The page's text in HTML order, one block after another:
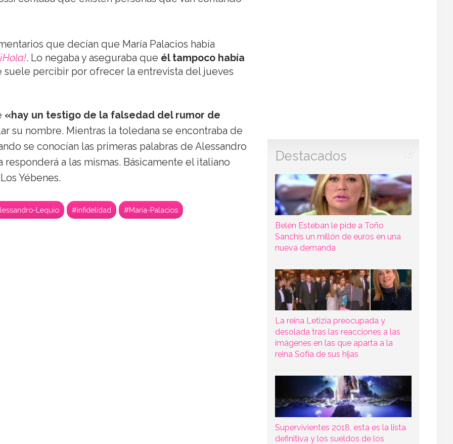
que decían que María Palacios había
¡Hola!. Lo negaba y aseguraba que él tampoco había
suele percibir por ofrecer la entrevista del jueves
«hay un testigo de la falsedad del rumor de
su nombre. Mientras la toledana se encontraba de
se conocían las primeras palabras de Alessandro
a las mismas. Básicamente el italiano
Yébenes.
Lequio #infidelidad #María-Palacios
Destacados
Belén Esteban le pide a Toño
Sanchís un millón de euros en una
nueva demanda
La reina Letizia preocupada y
desolada tras las reacciones a las
imágenes en las que aparta a la
reina Sofía de sus hijas
Supervivientes 2018, esta es la lista
definitiva y los sueldos de los